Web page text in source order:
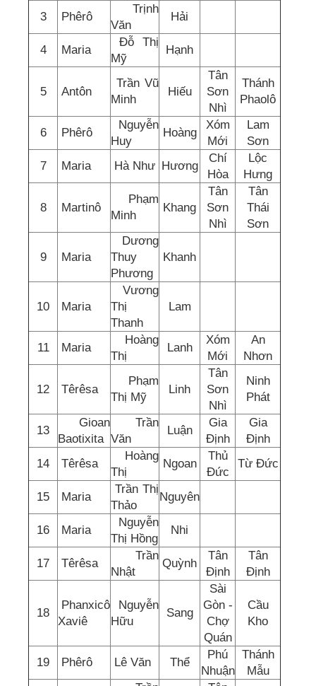
3 Phêrô
Trịnh
Văn
Hải
4 Maria
Đỗ Thị
Mỹ
Hạnh
5 Antôn
Trần Vũ
Minh
Hiếu
Tân
Sơn
Nhì
Thánh
Phaolô
6 Phêrô
Nguyễn
Huy
Hoàng
Xóm
Mới
Lam
Sơn
7
Maria Hà Như Hương
Chí
Hòa
Lộc
Hưng
8 Martinô
Phạm
Minh
Khang
Tân
Sơn
Nhì
Tân
Thái
Sơn
9 Maria
Dương
Thuy
Phương
Khanh
10 Maria
Vương
Thị
Thanh
Lam
11 Maria
Hoàng
Thị
Lanh
Xóm
Mới
An
Nhơn
12 Têrêsa
Phạm
Thị Mỹ
Linh
Tân
Sơn
Nhì
Ninh
Phát
13
Gioan
Baotixita
Trần
Văn
Luận
Gia
Định
Gia
Định
14
Têrêsa
Hoàng
Thị
Ngoan
Thủ
Đức
Từ Đức
15 Maria
Trần Thị
Thảo
Nguyên
16 Maria
Nguyễn
Thị Hồng
Nhi
17 Têrêsa
Trần
Nhật
Quỳnh
Tân
Định
Tân
Định
18
Phanxicô
Xaviê
Nguyễn
Hữu
Sang
Sài
Gòn -
Chợ
Quán
Cầu
Kho
19 Phêrô Lê Văn Thể
Phú
Nhuận
Thánh
Mẫu